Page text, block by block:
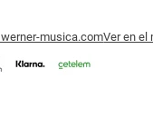
musica.comVer en el